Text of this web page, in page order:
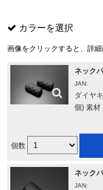
カラーを選択
画像をクリックすると、詳細
ネック
JAN:
ダイヤ
個) 素材
個数
ネック
JAN: